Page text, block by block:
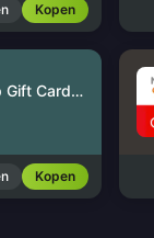
Kopen
Nintendo eShop Gift Card (US)
Kopen